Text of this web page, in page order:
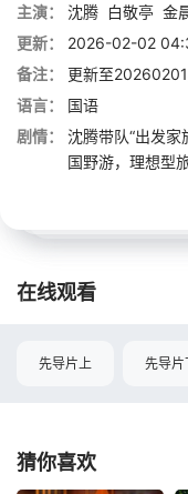
主演：
沈腾 白敬亭 金
更新：
2026-02-02
备注：
更新至
语言：
国语
剧情：
沈腾带队“出发家
国野游，理想型
在线观看
先导片上 先导片
猜你喜欢